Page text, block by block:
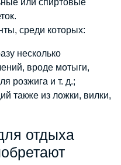
или спиртовые
среди которых:
несколько
вроде мотыги,
розжига и т. д.;
также из ложки, вилки,
отдыха